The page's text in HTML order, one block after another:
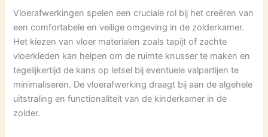
Vloerafwerkingen spelen een cruciale rol bij het creëren van
een comfortabele en veilige omgeving in de zolderkamer.
Het kiezen van vloer materialen zoals tapijt of zachte
vloerkleden kan helpen om de ruimte knusser te maken en
tegelijkertijd de kans op letsel bij eventuele valpartijen te
minimaliseren. De vloerafwerking draagt bij aan de algehele
uitstraling en functionaliteit van de kinderkamer in de
zolder.